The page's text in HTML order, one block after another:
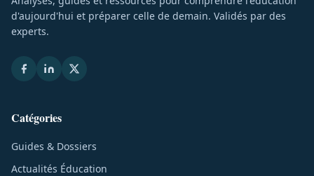
d'aujourd'hui et préparer celle de demain. Validés par des
experts.
Catégories
Guides & Dossiers
Actualités Éducation